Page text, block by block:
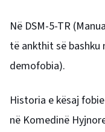
Në DSM-5-TR
të ankthit së
demofobia).
Historia e kësaj
në Komedinë